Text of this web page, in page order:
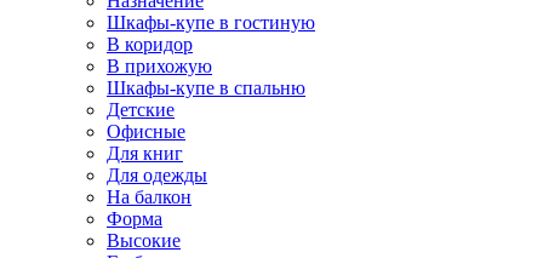
Шкафы-купе в гостиную
В коридор
В прихожую
Шкафы-купе в спальню
Детские
Офисные
Для книг
Для одежды
На балкон
Форма
Высокие